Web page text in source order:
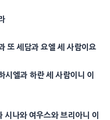
또 세담과 요엘 세 사람이요
시엘과 하란세 사람이니 이
시나와 여우스와브리아니 이